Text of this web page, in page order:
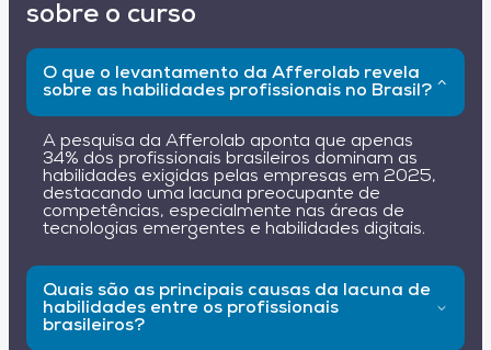
sobre o curso
O que o levantamento da Afferolab revela
sobre as habilidades profissionais no Brasil?
A pesquisa da Afferolab aponta que apenas
34% dos profissionais brasileiros dominam as
habilidades exigidas pelas empresas em 2025,
destacando uma lacuna preocupante de
competências, especialmente nas áreas de
tecnologias emergentes e habilidades digitais.
Quais são as principais causas da lacuna de
habilidades entre os profissionais
brasileiros?